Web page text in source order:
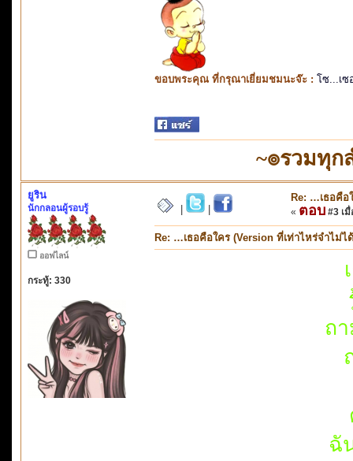
ขอบพระคุณ ที่กรุณาเยี่ยมชมนะจ๊ะ : โซ...เซ
~๏รวมทุ
ยูริน
นักกลอนผู้รอบรู้
ออฟไลน์
กระทู้: 330
Re: …เธอคือ
« ตอบ #3 เมื่
Re: …เธอคือใคร (Version ที่เท่าไหร่จำไม่
ถ
ฉั